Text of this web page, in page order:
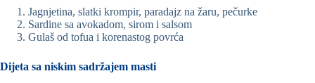
Jagnjetina, slatki krompir, paradajz na žaru, pečurke
Sardine sa avokadom, sirom i salsom
Gulaš od tofua i korenastog povrća
Dijeta sa niskim sadržajem masti